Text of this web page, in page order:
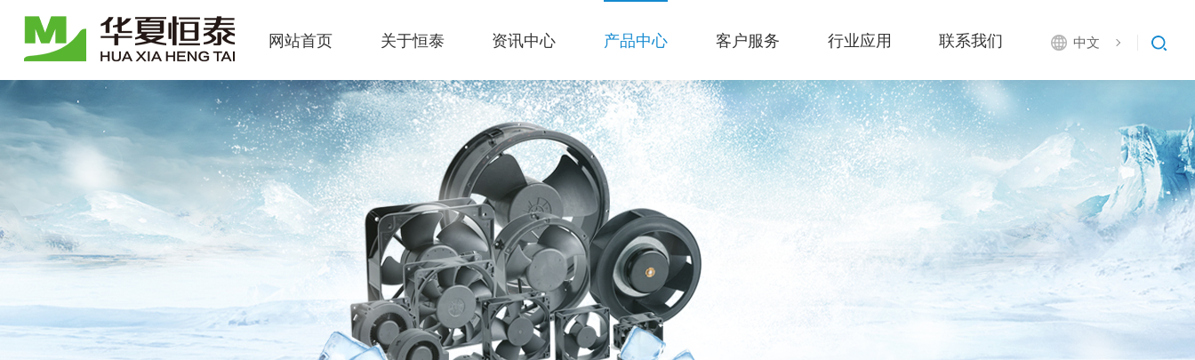
中文
网站首页 关于恒泰 资讯中心 产品中心 客户服务 行业应用 联系我们